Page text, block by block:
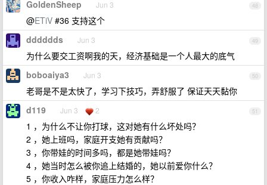
48
GoldenSheep Jun 3
@ETiV #36 支持这个
49
dddddds Jun 3
为什么要交工资啊我的天，经济基础是一个人最大的底气
50
boboaiya3 Jun 3
老哥是不是太快了，学习下技巧，弄舒服了 保证天天黏你
51
d119 Jun 3 2
1 ，为什么不让你打球，这对她有什么坏处吗？
2 ，她上班吗，家庭开支她有贡献吗？
3 ，你带娃的时间多吗，都是她带娃吗？
4 ，她当时怎么被你追上结婚的，她以前爱你什么？
5 ，你收入咋样，家庭压力怎么样？